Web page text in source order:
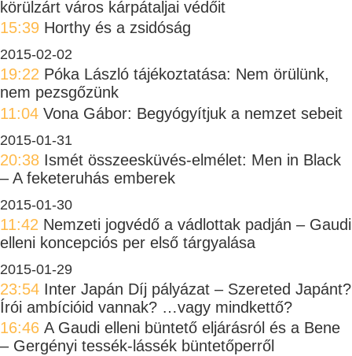
körülzárt város kárpátaljai védőit
15:39 Horthy és a zsidóság
2015-02-02
19:22 Póka László tájékoztatása: Nem örülünk,
nem pezsgőzünk
11:04 Vona Gábor: Begyógyítjuk a nemzet sebeit
2015-01-31
20:38 Ismét összeesküvés-elmélet: Men in Black
– A feketeruhás emberek
2015-01-30
11:42 Nemzeti jogvédő a vádlottak padján – Gaudi
elleni koncepciós per első tárgyalása
2015-01-29
23:54 Inter Japán Díj pályázat – Szereted Japánt?
Írói ambícióid vannak? …vagy mindkettő?
16:46 A Gaudi elleni büntető eljárásról és a Bene
– Gergényi tessék-lássék büntetőperről